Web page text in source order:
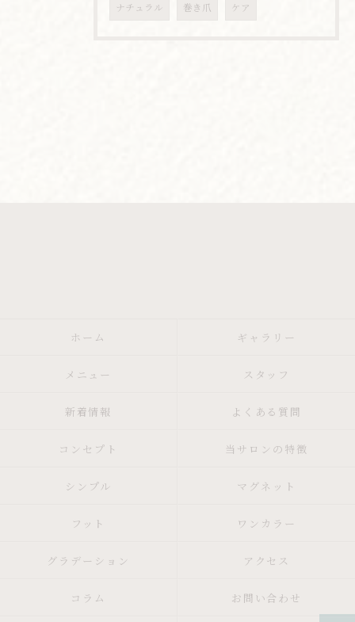
ナチュラル 巻き爪 ケア
ホーム ギャラリー
メニュー スタッフ
新着情報 よくある質問
コンセプト 当サロンの特徴
シンプル マグネット
フット ワンカラー
グラデーション アクセス
コラム お問い合わせ